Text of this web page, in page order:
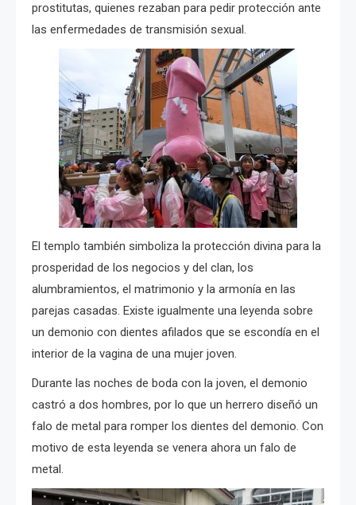
prostitutas, quienes rezaban para pedir protección ante
las enfermedades de transmisión sexual.
El templo también simboliza la protección divina para la
prosperidad de los negocios y del clan, los
alumbramientos, el matrimonio y la armonía en las
parejas casadas. Existe igualmente una leyenda sobre
un demonio con dientes afilados que se escondía en el
interior de la vagina de una mujer joven.
Durante las noches de boda con la joven, el demonio
castró a dos hombres, por lo que un herrero diseñó un
falo de metal para romper los dientes del demonio. Con
motivo de esta leyenda se venera ahora un falo de
metal.